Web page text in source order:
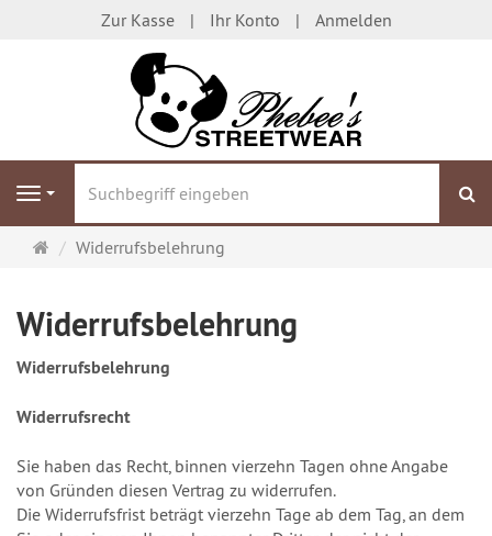
Zur Kasse Ihr Konto Anmelden
Navigation
Startseite
Widerrufsbelehrung
Widerrufsbelehrung
Widerrufsbelehrung
Widerrufsrecht
Sie haben das Recht, binnen vierzehn Tagen ohne Angabe
von Gründen diesen Vertrag zu widerrufen.
Die Widerrufsfrist beträgt vierzehn Tage ab dem Tag, an dem